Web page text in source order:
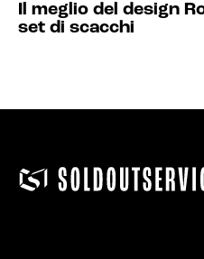
Il meglio del design
set di scacchi